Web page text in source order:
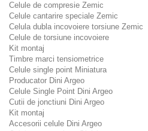
Celule de compresie Zemic
Celule cantarire speciale Zemic
Celula dubla incovoiere torsiune Zemic
Celule de torsiune incovoiere
Kit montaj
Timbre marci tensiometrice
Celule single point Miniatura
Producator Dini Argeo
Celule Single Point Dini Argeo
Cutii de jonctiuni Dini Argeo
Kit montaj
Accesorii celule Dini Argeo